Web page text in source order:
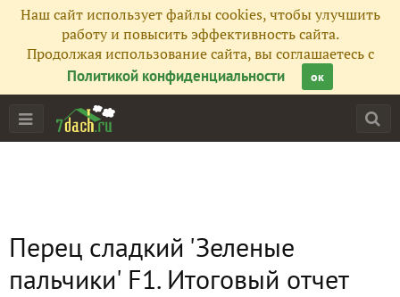
Наш сайт использует файлы cookies, чтобы улучшить
работу и повысить эффективность сайта.
Продолжая использование сайта, вы соглашаетесь с
Политикой конфиденциальности
ок
Перец сладкий 'Зеленые
пальчики' F1. Итоговый отчет